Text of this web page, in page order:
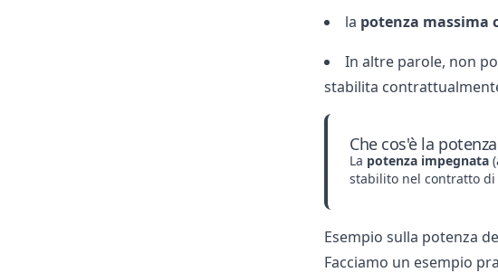
la potenza massima
In altre parole, non
stabilita
Che cos'è la
La potenza impegnata
stabilito nel contratto di
Esempio sulla potenza
Facciamo un esempio